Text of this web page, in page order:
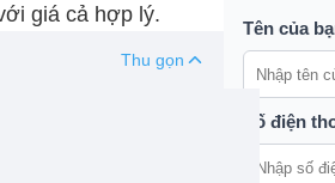
giá cả hợp lý.
Thu gọn
Tên của
Số điện